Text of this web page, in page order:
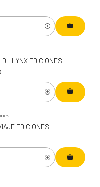
- LYNX EDICIONES
EDICIONES